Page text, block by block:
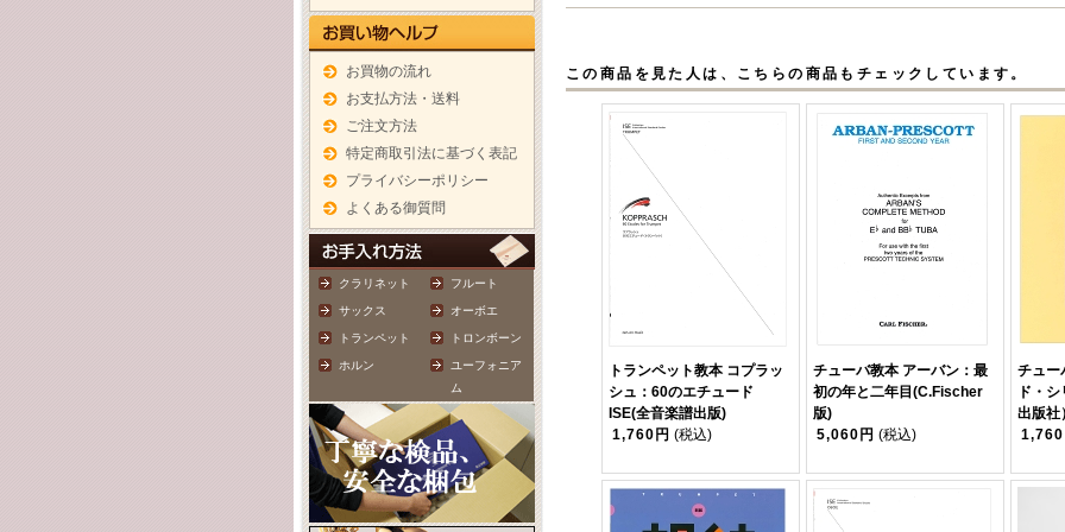
お買物の流れ
お支払方法・送料
ご注文方法
特定商取引法に基づく表記
プライバシーポリシー
よくある御質問
クラリネット フルート
サックス オーボエ
トランペット トロンボーン
ホルン
ユーフォニア
ム
この商品を見た人は、こちらの商品もチェックしています。
トランペット教本 コプラッ
シュ：60のエチュード
ISE(全音楽譜出版)
1,760円 (税込)
チューバ教本 アーバン：最
初の年と二年目(C.Fischer
版)
5,060円 (税込)
チュー
ド・
出版社